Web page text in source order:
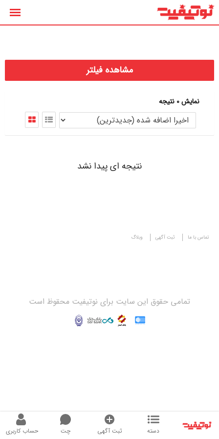
پرش
دسته ثبت آگهی چت حساب کاربری
مشاهده فیلتر
نمایش 0 نتیجه
نتیجه ای پیدا نشد
تماس با ما ثبت آگهی وبلاگ
تمامی حقوق این سایت برای نوتیفیت محقوظ است